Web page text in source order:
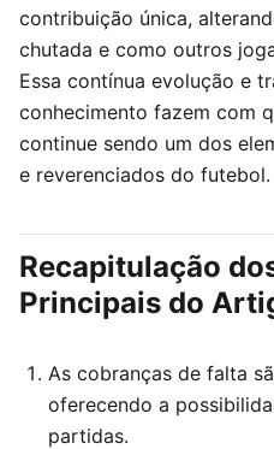
contribuição única,
chutada e como outros
Essa contínua evolução e
conhecimento fazem com
continue sendo um dos
e reverenciados do futebol.
Recapitulação
Principais do
As cobranças de falta
oferecendo a
partidas.